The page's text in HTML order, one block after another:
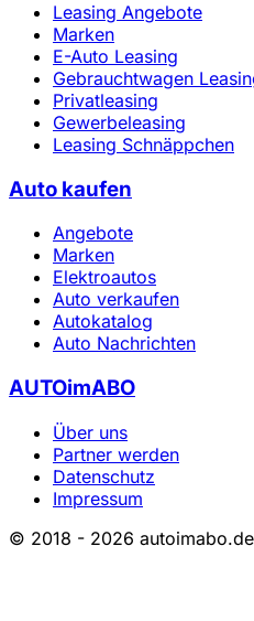
Leasing Angebote
Marken
E-Auto Leasing
Gebrauchtwagen
Privatleasing
Gewerbeleasing
Leasing Schnäppchen
Auto kaufen
Angebote
Marken
Elektroautos
Auto verkaufen
Autokatalog
Auto Nachrichten
AUTOimABO
Über uns
Partner werden
Datenschutz
Impressum
© 2018 - 2026